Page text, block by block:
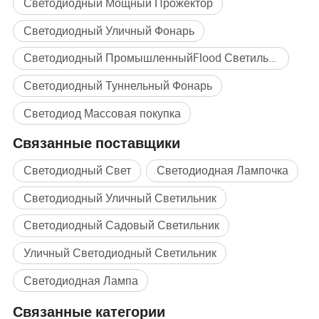
На стадионах, автостоянок и муниципальных проектов
Безопасности и архитектурные направленного
освещения
Интерфейс FA серии созданы для обеспечения
долгосрочной надежности в экстремальных погодных
условиях сопротивления и превосходная
производительность, благодаря чему он идеально
подходит для высоких - стандартное освещения проектов по
всему миру.
Светодиодный Уличный Фонарь
Светодиодный ПромышленныйFlood Светильник
Светодиодный Туннельный Фонарь
Светодиод Массовая покупка
Связанные поставщики
Светодиодный Свет
Светодиодная Лампочка
Светодиодный Уличный Светильник
Светодиодный Садовый Светильник
Уличный Светодиодный Светильник
Светодиодная Лампа
Связанные категории